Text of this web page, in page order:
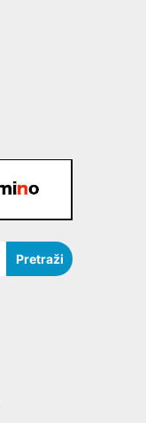
Pretraži